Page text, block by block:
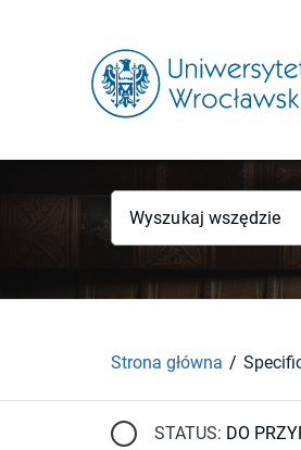
Wyszukaj wszędzie
Strona główna
STATUS: DO